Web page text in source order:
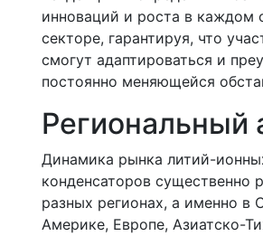
инноваций и роста в каждом
секторе, гарантируя, что
смогут адаптироваться и
постоянно меняющейся
Региональный
Динамика рынка литий-
конденсаторов существенно
разных регионах, а именно в
Америке, Европе, Азиатско-